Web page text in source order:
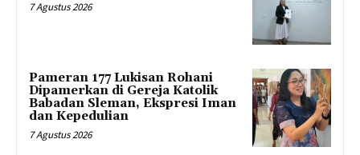
7 Agustus 2026
Pameran 177 Lukisan Rohani
Dipamerkan di Gereja Katolik
Babadan Sleman, Ekspresi Iman
dan Kepedulian
7 Agustus 2026